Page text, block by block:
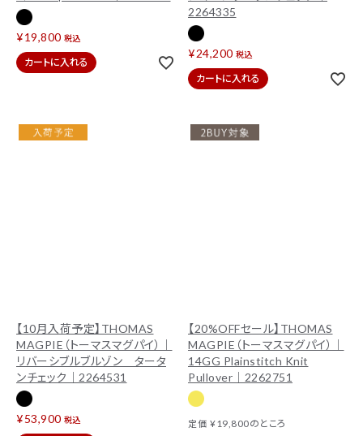
¥19,800 税込
カートに入れる
2264335
¥24,200 税込
カートに入れる
【10月入荷予定】THOMAS
MAGPIE（トーマスマグパイ）｜
リバーシブルブルゾン タータ
ンチェック｜2264531
¥53,900 税込
【20%OFFセール】THOMAS
MAGPIE（トーマスマグパイ）｜
14GG Plainstitch Knit
Pullover｜2262751
定価 ¥19,800のところ